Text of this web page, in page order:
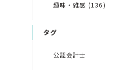
趣味・雑感 (136)
タグ
公認会計士